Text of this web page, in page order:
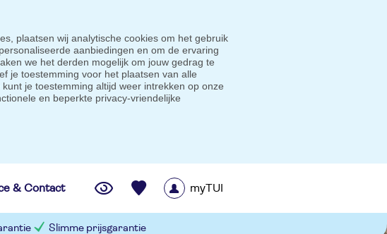
plaatsen wij analytische cookies om het gebruik
aanbiedingen en om de ervaring
we het derden mogelijk om jouw gedrag te
je toestemming voor het plaatsen van alle
je toestemming altijd weer intrekken op onze
en beperkte privacy-vriendelijke
& Contact myTUI
Slimme prijsgarantie